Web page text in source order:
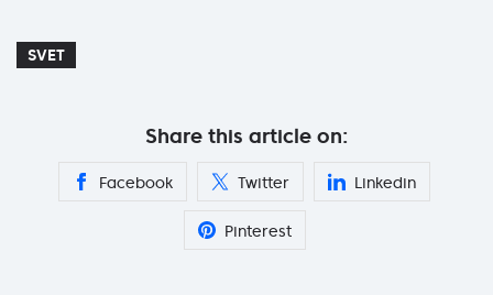
SVET
Share this article on:
Facebook Twitter Linkedin
Pinterest